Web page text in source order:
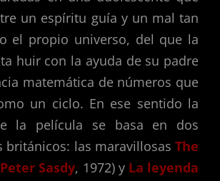
un espíritu guía y un mal tan
el propio universo, del que la
huir con la ayuda de su padre
matemática de números que
un ciclo. En ese sentido la
la película se basa en dos
británicos: las maravillosas The
Peter Sasdy, 1972) y La leyenda